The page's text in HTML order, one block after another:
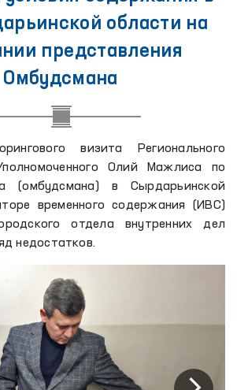
области на
представления
Омбудсмана
визита Регионального
Олий Мажлиса по
(омбудсмана) в Сырдарьинской
временного содержания (ИВС)
отдела внутренних дел
недостатков.